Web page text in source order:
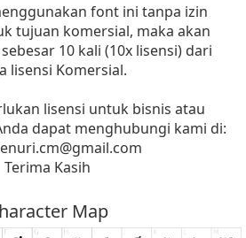
font ini tanpa izin
tujuan komersial, maka akan
10 kali (10x lisensi) dari
lisensi Komersial.
lisensi untuk bisnis atau
dapat menghubungi kami di:
Terima Kasih
Map